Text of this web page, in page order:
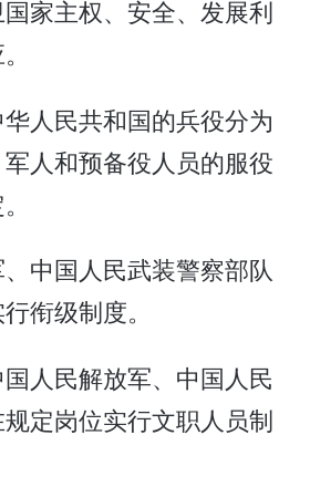
家主权、安全、发展利
人民共和国的兵役分为
人和预备役人员的服役
中国人民武装警察部队
衔级制度。
人民解放军、中国人民
定岗位实行文职人员制